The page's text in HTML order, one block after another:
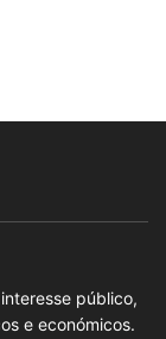
público,
e económicos.